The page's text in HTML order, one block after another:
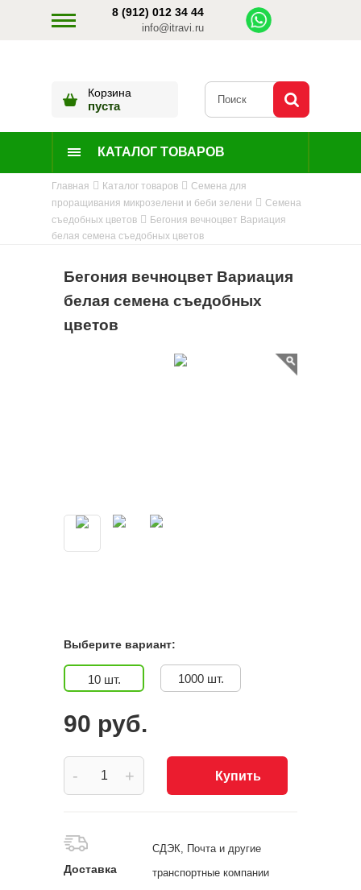
8 (912) 012 34 44
info@itravi.ru
Корзина
пуста
КАТАЛОГ ТОВАРОВ
Главная Каталог товаров
Семена для
проращивания микрозелени и беби зелени
Семена
съедобных цветов
Бегония вечноцвет Вариация
белая семена съедобных цветов
Бегония вечноцвет Вариация
белая семена съедобных
цветов
Выберите вариант:
10 шт. 1000 шт.
90 руб.
+
- Купить
Доставка
СДЭК, Почта и другие
транспортные компании